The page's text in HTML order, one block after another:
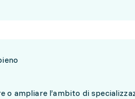
ampliare l’ambito di